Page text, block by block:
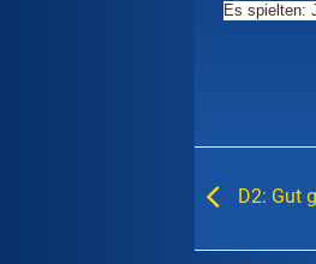
Es spielten:
D2: Gut